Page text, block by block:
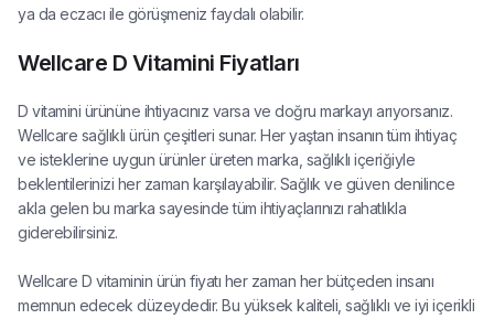
ya da eczacı ile görüşmeniz faydalı olabilir.
Wellcare D Vitamini Fiyatları
D vitamini ürününe ihtiyacınız varsa ve doğru markayı arıyorsanız.
Wellcare sağlıklı ürün çeşitleri sunar. Her yaştan insanın tüm ihtiyaç
ve isteklerine uygun ürünler üreten marka, sağlıklı içeriğiyle
beklentilerinizi her zaman karşılayabilir. Sağlık ve güven denilince
akla gelen bu marka sayesinde tüm ihtiyaçlarınızı rahatlıkla
giderebilirsiniz.
Wellcare D vitaminin ürün fiyatı her zaman her bütçeden insanı
memnun edecek düzeydedir. Bu yüksek kaliteli, sağlıklı ve iyi içerikli